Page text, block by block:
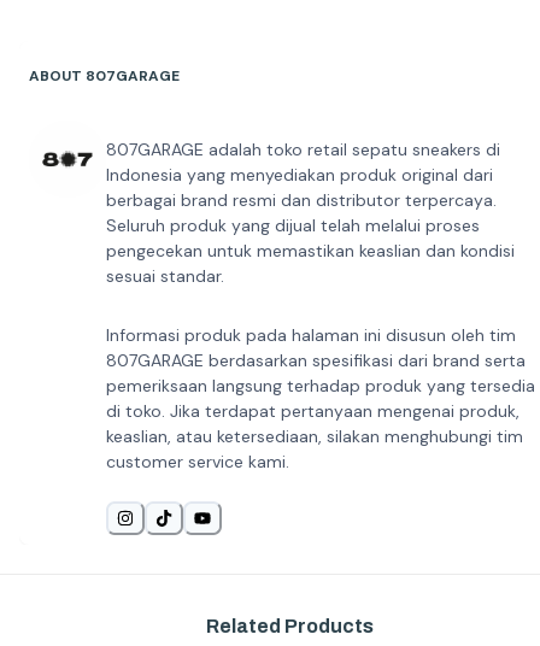
ABOUT 807GARAGE
807GARAGE adalah toko retail sepatu sneakers di
Indonesia yang menyediakan produk original dari
berbagai brand resmi dan distributor terpercaya.
Seluruh produk yang dijual telah melalui proses
pengecekan untuk memastikan keaslian dan kondisi
sesuai standar.
Informasi produk pada halaman ini disusun oleh tim
807GARAGE berdasarkan spesifikasi dari brand serta
pemeriksaan langsung terhadap produk yang tersedia
di toko. Jika terdapat pertanyaan mengenai produk,
keaslian, atau ketersediaan, silakan menghubungi tim
customer service kami.
Related Products